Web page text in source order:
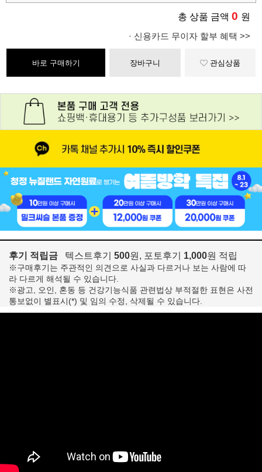
총 상품 금액 0 원
· 신용카드 무이자 할부 혜택 >>
바로 구매하기 장바구니 관심상품
후기 적립금 텍스트후기 500원, 포토후기 1,000원 적립
※구매후기는 주관적인 의견으로 사실과 다르거나 보는 사람에 따
라 다르게 해석될 수 있습니다.
※광고, 오인, 혼동 등 건강기능식품 관련법상 부적절한 표현은 사전
통보없이 별표시(*) 및 임의 수정, 삭제될 수 있습니다.